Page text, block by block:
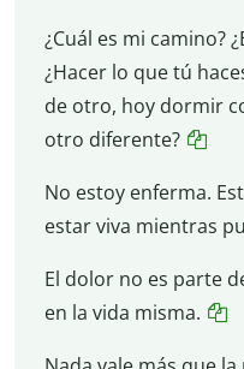
¿Cuál es mi camino?
¿Hacer lo que tú
de otro, hoy dormir
otro diferente?
No estoy enferma.
estar viva mientras
El dolor no es parte
en la vida misma.